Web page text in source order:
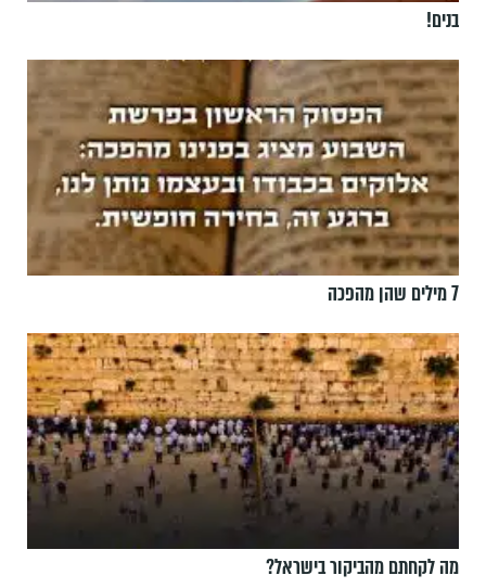
בנים!
7 מילים שהן מהפכה
מה לקחתם מהביקור בישראל?